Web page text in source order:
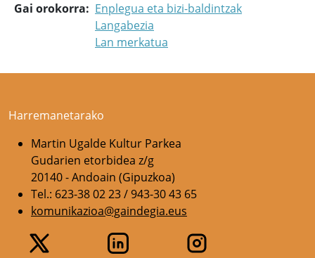
Gai orokorra
Enplegua eta bizi-baldintzak
Langabezia
Lan merkatua
Harremanetarako
Martin Ugalde Kultur Parkea
Gudarien etorbidea z/g
20140 - Andoain (Gipuzkoa)
Tel.: 623-38 02 23 / 943-30 43 65
komunikazioa@gaindegia.eus